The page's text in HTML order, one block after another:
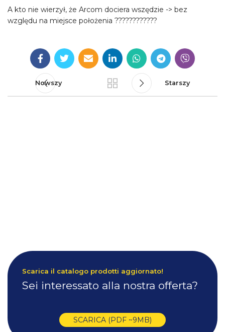
A kto nie wierzył, że Arcom dociera wszędzie -> bez
względu na miejsce położenia ????????????
Nowszy Starszy
Scarica il catalogo prodotti aggiornato!
Sei interessato alla nostra offerta?
SCARICA (PDF ~9MB)